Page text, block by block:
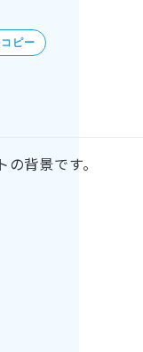
ピー
背景です。